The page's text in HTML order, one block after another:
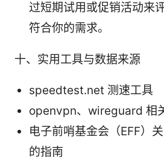
过短期试用或促销活动来
符合你的需求。
十、实用工具与数据来源
speedtest.net 测速工具
openvpn、wireguard 相
电子前哨基金会（EFF）
的指南